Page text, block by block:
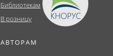
Библиотекам
В розницу
АВТОРАМ